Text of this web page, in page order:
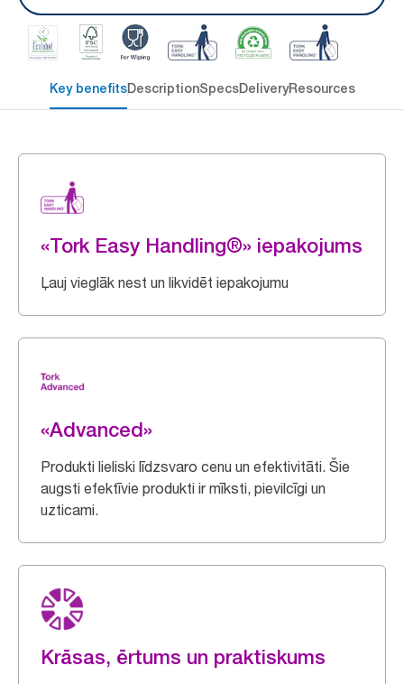
Key benefitsDescriptionSpecsDeliveryResources
«Tork Easy Handling®» iepakojums
Ļauj vieglāk nest un likvidēt iepakojumu
«Advanced»
Produkti lieliski līdzsvaro cenu un efektivitāti. Šie
augsti efektīvie produkti ir mīksti, pievilcīgi un
uzticami.
Krāsas, ērtums un praktiskums